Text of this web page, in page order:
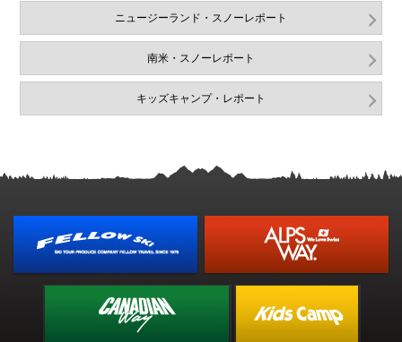
ニュージーランド・スノーレポート
南米・スノーレポート
キッズキャンプ・レポート